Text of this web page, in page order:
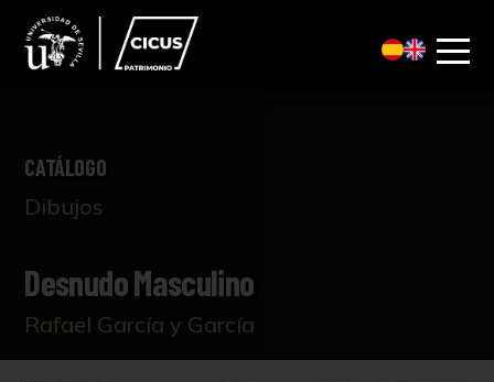
CATÁLOGO
Dibujos
Desnudo Masculino
Rafael García y García